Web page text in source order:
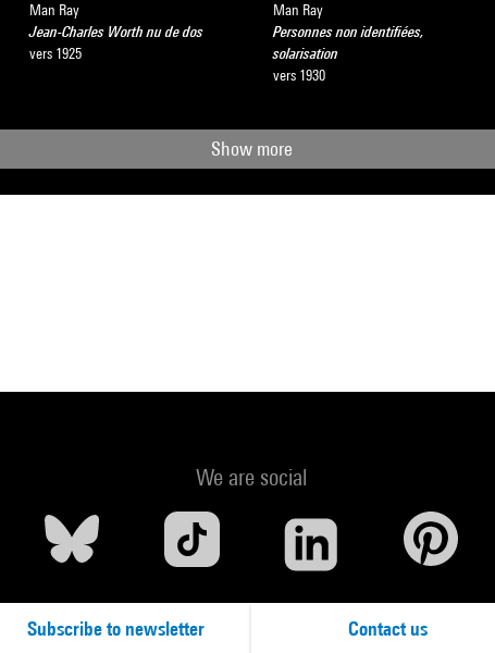
Man Ray
Jean-Charles Worth nu de dos
vers 1925
Man Ray
Personnes non identifiées,
solarisation
vers 1930
Show more
We are social
Subscribe to newsletter Contact us